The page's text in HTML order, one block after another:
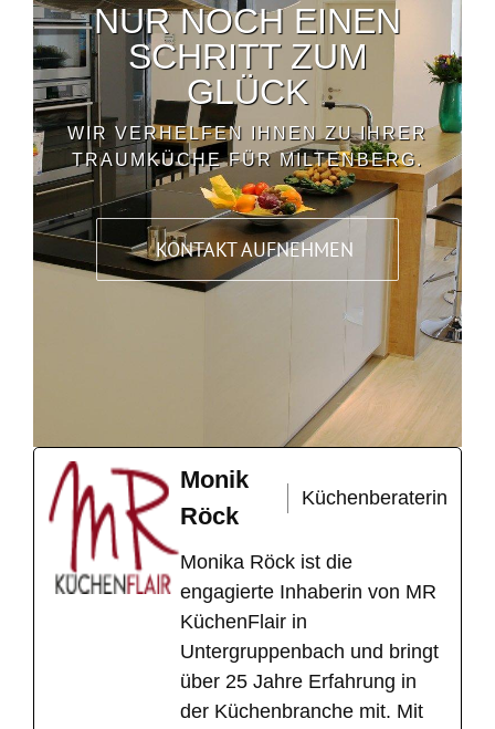
NUR NOCH EINEN
SCHRITT ZUM
GLÜCK
WIR VERHELFEN IHNEN ZU IHRER
TRAUMKÜCHE FÜR MILTENBERG.
KONTAKT AUFNEHMEN
Monik
Röck
Küchenberaterin
Monika Röck ist die
engagierte Inhaberin von MR
KüchenFlair in
Untergruppenbach und bringt
über 25 Jahre Erfahrung in
der Küchenbranche mit. Mit